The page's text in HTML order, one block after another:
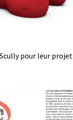
pour leur projet